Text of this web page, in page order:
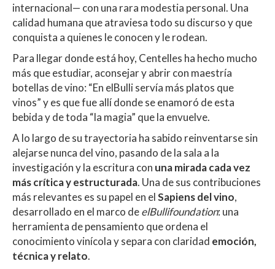
internacional— con una rara modestia personal. Una
calidad humana que atraviesa todo su discurso y que
conquista a quienes le conocen y le rodean.
Para llegar donde está hoy, Centelles ha hecho mucho
más que estudiar, aconsejar y abrir con maestría
botellas de vino: “En elBulli servía más platos que
vinos” y es que fue allí donde se enamoró de esta
bebida y de toda “la magia” que la envuelve.
A lo largo de su trayectoria ha sabido reinventarse sin
alejarse nunca del vino, pasando de la sala a la
investigación y la escritura con una mirada cada vez
más crítica y estructurada. Una de sus contribuciones
más relevantes es su papel en elSapiens del vino,
desarrollado en el marco deelBullifoundation: una
herramienta de pensamiento que ordena el
conocimiento vinícola y separa con claridad emoción,
técnica y relato.